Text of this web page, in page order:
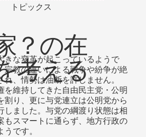
トピックス
？の在
考える
きな変革が起こっているようで
宗教の違いによる戦争や紛争が絶
れ、情勢は油断を許しません。
を維持してきた自由民主党・公明
割り、更に与党連立は公明党から
しました。与党の綱渡り状態は相
もスマートに通らず、地方行政の
です。